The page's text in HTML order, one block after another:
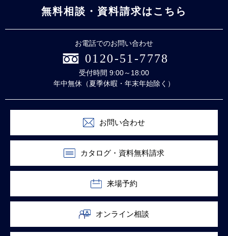
無料相談・資料請求はこちら
お電話でのお問い合わせ
0120-51-7778
受付時間 9:00～18:00
年中無休（夏季休暇・年末年始除く）
お問い合わせ
カタログ・資料無料請求
来場予約
オンライン相談